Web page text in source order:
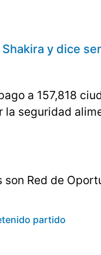
y dice
a 157,818
la seguridad
Red de
partido